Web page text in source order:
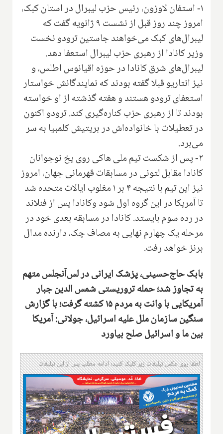
۱- استفان لاوزون، رئیس حزب لیبرال در استان کبک،
امروز چند روز قبل از نشست ۹ ژانویه گفت که
لیبرال‌های کبک می‌خواهند جاستین ترودو نخست
وزیر کانادا از رهبری حزب لیبرال استعفا دهد.
لیبرال‌های شرق کانادا در حوزه اقیانوس اطلس، و
نیز انتاریو قبلا گفته بودند که نمایندگانش خواستار
استعفای ترودو هستند و هفته گذشته از او خواسته
بودند تا از رهبری حزب کناره‌گیری کند. ترودو اکنون
در تعطیلات با خانواده‌اش در بریتیش کلمبیا به سر
می‌برد.
۲- پس از شکست تیم ملی هاکی روی یخ نوجوانان
کانادا مقابل لتونی در مسابقات قهرمانی جهان، امروز
نیز این تیم با نتیجه ۴ بر ۱ مغلوب ایالات متحده شد
تا آمریکا در این گروه اول شود وکانادا پس از فنلاند
در رده سوم بایستد. کانادا در مسابقه بعدی خود در
مرحله یک چهارم نهایی به مصاف چک، دارنده مدال
برنز خواهد رفت.
بابک حاج‌حسینی، پزشک ایرانی در لس‌آنجلس متهم
به تجاوز شد؛ حمله تروریستی شمس الدین جبار
آمریکایی با وانت به مردم ۱۵ کشته گرفت؛ با گزارش
سنگین سازمان ملل علیه اسرائیل، جولانی: آمریکا
بین ما و اسرائیل صلح بیاورد
لطفا روی عکس تبلیغات زیر کلیک کنید؛ ادامه مطلب پس از این تبلیغات